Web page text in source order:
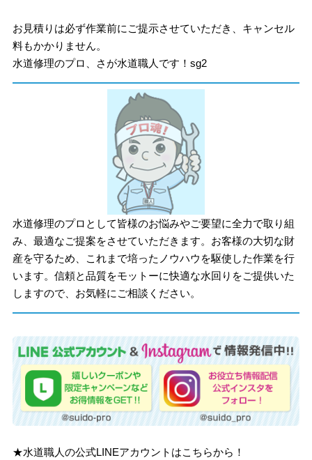
お見積りは必ず作業前にご提示させていただき、キャンセル
料もかかりません。
水道修理のプロ、さが水道職人です！sg2
水道修理のプロとして皆様のお悩みやご要望に全力で取り組
み、最適なご提案をさせていただきます。お客様の大切な財
産を守るため、これまで培ったノウハウを駆使した作業を行
います。信頼と品質をモットーに快適な水回りをご提供いた
しますので、お気軽にご相談ください。
★水道職人の公式LINEアカウントはこちらから！